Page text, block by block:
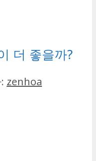
더 좋을까?
zenhoa